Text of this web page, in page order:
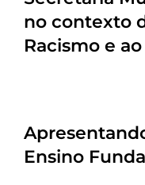
no contexto
Racismo e
Ensino